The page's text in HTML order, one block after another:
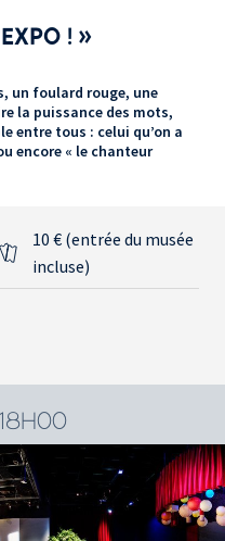
! »
un foulard rouge, une
la puissance des mots,
entre tous : celui qu’on a
encore « le chanteur
10 € (entrée du musée
incluse)